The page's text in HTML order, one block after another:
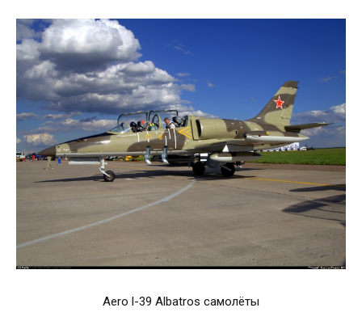
Aero l-39 Albatros самолёты